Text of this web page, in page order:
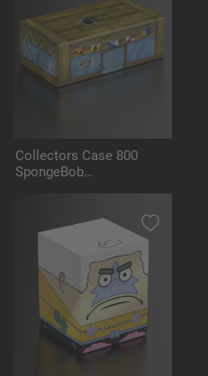
Collectors Case 800
SpongeBob